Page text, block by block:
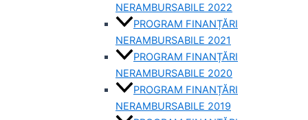
NERAMBURSABILE 2022
PROGRAM FINANȚĂRI
NERAMBURSABILE 2021
PROGRAM FINANȚĂRI
NERAMBURSABILE 2020
PROGRAM FINANȚĂRI
NERAMBURSABILE 2019